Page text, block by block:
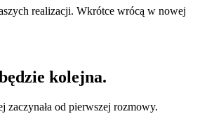
realizacji. Wkrótce wrócą w nowej
kolejna.
zaczynała od pierwszej rozmowy.